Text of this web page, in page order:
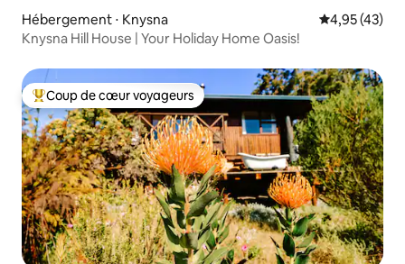
Hébergement ⋅ Knysna Évaluation
4,95 (43)
Knysna Hill House | Your Holiday Home Oasis!
Coups de cœur voyageurs les plus appréciés
Coup de cœur voyageurs